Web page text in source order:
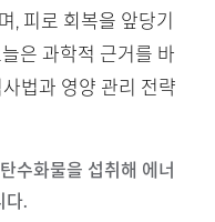
, 피로 회복을 앞당기
은 과학적 근거를 바
법과 영양 관리 전략
수화물을 섭취해 에너
다.